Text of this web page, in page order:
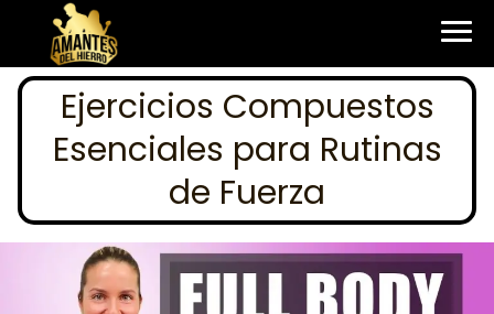
Ejercicios Compuestos
Esenciales para Rutinas
de Fuerza